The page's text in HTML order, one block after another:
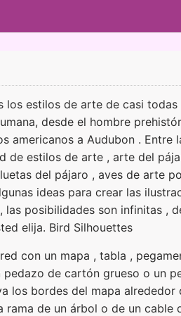
los estilos de arte de casi todas
desde el hombre
americanos a Audubon . Entre
de estilos de arte , arte del
del pájaro , aves de arte
ideas para crear las
las posibilidades son infinitas ,
elija. Bird Silhouettes
con un mapa , tabla ,
pedazo de cartón grueso o un
los bordes del mapa alrededor
rama de un árbol o de un cable